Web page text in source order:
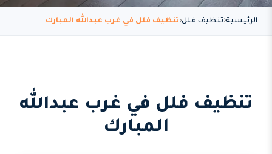
الرئيسية تنظيف فلل تنظيف فلل في غرب عبدالله المبارك
تنظيف فلل في غرب عبدالله
المبارك